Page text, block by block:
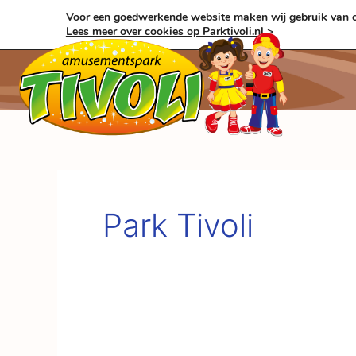
de
inhoud
Park Tivoli
Voor een goedwerkende website maken wij gebruik
Lees meer over cookies op Parktivoli.nl >